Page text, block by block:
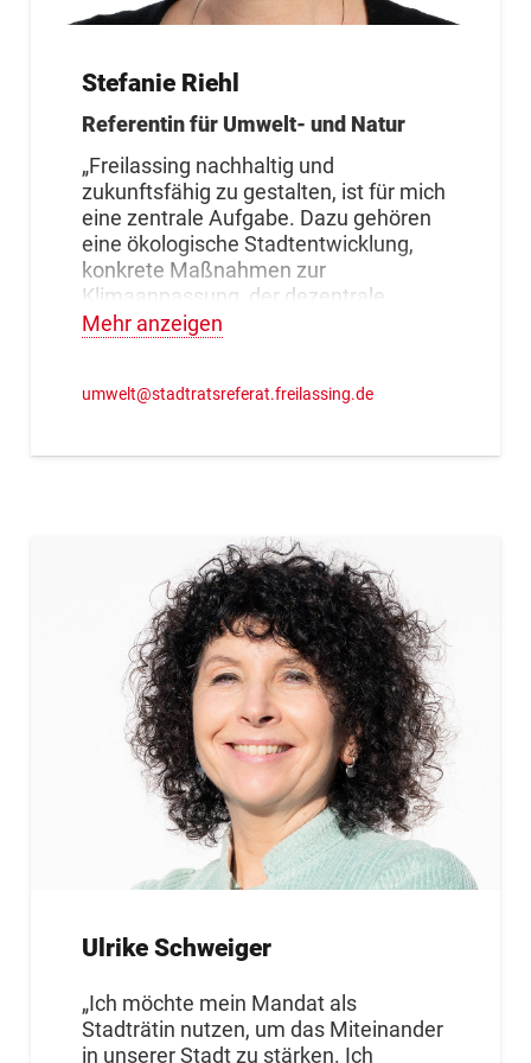
Stefanie Riehl
Referentin für Umwelt- und Natur
„Freilassing nachhaltig und
zukunftsfähig zu gestalten, ist für mich
eine zentrale Aufgabe. Dazu gehören
eine ökologische Stadtentwicklung,
konkrete Maßnahmen zur
Klimaanpassung, der dezentrale
Ausbau erneuerbarer Energien sowie
Fußverkehr. Ein besonderer
Klimaanpassung vor Ort: Mit
möchte ich dazu beitragen, dass
unsere dicht bebauten Quartiere –
insbesondere die Innenstadt – auch
künftig kühl und angenehm bleiben.
Bestehende Grünflächen sollen zu
attraktiven, gut nutzbaren grünen
Oasen weiterentwickelt werden. Mir ist
wichtig, diese Ziele gemeinsam mit
Vereinen, Initiativen sowie engagierten
Bürgerinnen und Bürgern umzusetzen
– für ein Freilassing, das auch in
Zukunft lebenswert bleibt.“
Mehr anzeigen
umwelt@stadtratsreferat.freilassing.de
Ulrike Schweiger
„Ich möchte mein Mandat als
Stadträtin nutzen, um das Miteinander
in unserer Stadt zu stärken. Ich